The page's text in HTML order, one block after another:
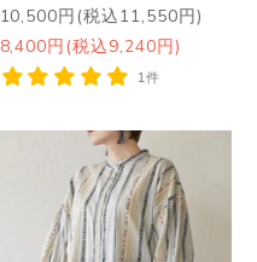
10,500円(税込11,550円)
8,400円(税込9,240円)
1件